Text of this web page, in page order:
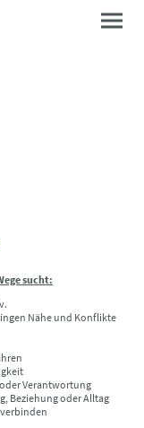
sucht:
Nähe und Konflikte
Verantwortung
Beziehung oder Alltag
verbinden